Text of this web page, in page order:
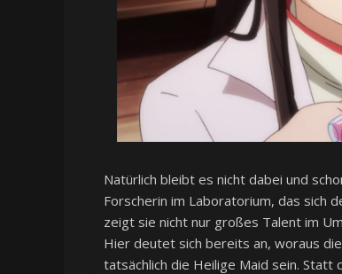
Natürlich bleibt es nicht dabei und
Forscherin im Laboratorium, das sich
zeigt sie nicht nur großes Talent im
Hier deutet sich bereits an, woraus
tatsächlich die Heilige Maid sein.